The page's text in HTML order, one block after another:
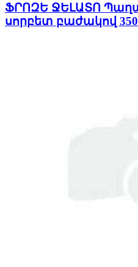
ՖՐՈԶԵ ՋԵԼԱՏՈ
սորբետ բաժակով